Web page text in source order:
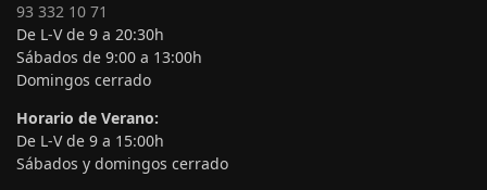
93 332 10 71
De L-V de 9 a 20:30h
Sábados de 9:00 a 13:00h
Domingos cerrado
Horario de Verano:
De L-V de 9 a 15:00h
Sábados y domingos cerrado